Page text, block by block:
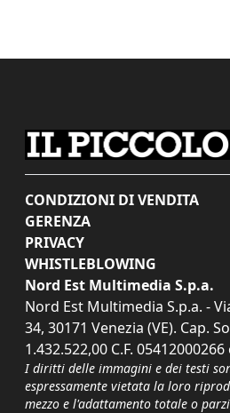
CONDIZIONI DI VENDITA
GERENZA
PRIVACY
WHISTLEBLOWING
Nord Est Multimedia S.p.a.
Nord Est Multimedia S.p.a. -
34, 30171 Venezia (VE). Cap.
1.432.522,00 C.F. 05412000266
I diritti delle immagini e dei testi
espressamente vietata la loro
mezzo e l'adattamento totale o